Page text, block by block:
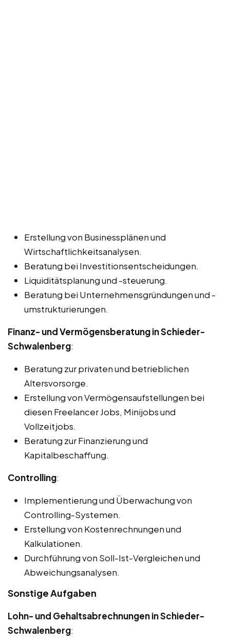
Erstellung von Businessplänen und
Wirtschaftlichkeitsanalysen.
Beratung bei Investitionsentscheidungen.
Liquiditätsplanung und -steuerung.
Beratung bei Unternehmensgründungen und -
umstrukturierungen.
Finanz- und Vermögensberatung in Schieder-
Schwalenberg:
Beratung zur privaten und betrieblichen
Altersvorsorge.
Erstellung von Vermögensaufstellungen bei
diesen Freelancer Jobs, Minijobs und
Vollzeitjobs.
Beratung zur Finanzierung und
Kapitalbeschaffung.
Controlling:
Implementierung und Überwachung von
Controlling-Systemen.
Erstellung von Kostenrechnungen und
Kalkulationen.
Durchführung von Soll-Ist-Vergleichen und
Abweichungsanalysen.
Sonstige Aufgaben
Lohn- und Gehaltsabrechnungen in Schieder-
Schwalenberg: